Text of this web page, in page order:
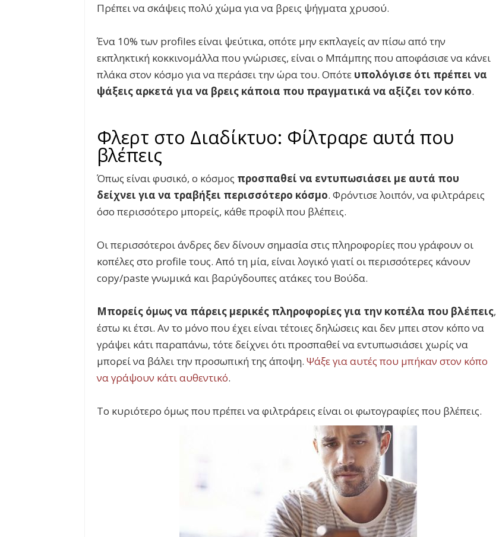
Πρέπει να σκάψεις πολύ χώμα για να βρεις ψήγματα χρυσού.
Ένα 10% των profiles είναι ψεύτικα, οπότε μην εκπλαγείς αν πίσω από την
εκπληκτική κοκκινομάλλα που γνώρισες, είναι ο Μπάμπης που αποφάσισε να κάνει
πλάκα στον κόσμο για να περάσει την ώρα του. Οπότε υπολόγισε ότι πρέπει να
ψάξεις αρκετά για να βρεις κάποια που πραγματικά να αξίζει τον κόπο.
Φλερτ στο Διαδίκτυο: Φίλτραρε αυτά που
βλέπεις
Όπως είναι φυσικό, ο κόσμος προσπαθεί να εντυπωσιάσει με αυτά που
δείχνει για να τραβήξει περισσότερο κόσμο. Φρόντισε λοιπόν, να φιλτράρεις
όσο περισσότερο μπορείς, κάθε προφίλ που βλέπεις.
Οι περισσότεροι άνδρες δεν δίνουν σημασία στις πληροφορίες που γράφουν οι
κοπέλες στο profile τους. Από τη μία, είναι λογικό γιατί οι περισσότερες κάνουν
copy/paste γνωμικά και βαρύγδουπες ατάκες του Βούδα.
Μπορείς όμως να πάρεις μερικές πληροφορίες για την κοπέλα που βλέπεις,
έστω κι έτσι. Αν το μόνο που έχει είναι τέτοιες δηλώσεις και δεν μπει στον κόπο να
γράψει κάτι παραπάνω, τότε δείχνει ότι προσπαθεί να εντυπωσιάσει χωρίς να
μπορεί να βάλει την προσωπική της άποψη. Ψάξε για αυτές που μπήκαν στον κόπο
να γράψουν κάτι αυθεντικό.
Το κυριότερο όμως που πρέπει να φιλτράρεις είναι οι φωτογραφίες που βλέπεις.